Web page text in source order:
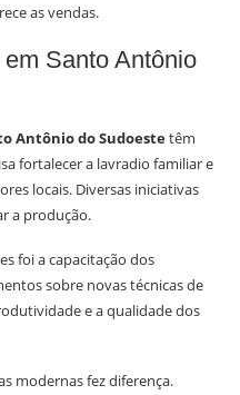
as vendas.
Santo Antônio
Antônio do Sudoestetêm
fortalecer a lavradio familiar e
locais. Diversas iniciativas
a produção.
foi a capacitação dos
sobre novas técnicas de
e a qualidade dos
modernas fez diferença.